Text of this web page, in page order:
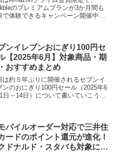
のプレミアムプランが3か月間も
で体験できるキャンペーン開催中！
と大変お...
ンイレブンおにぎり100円セ
【2025年6月】対象商品・期
おすすめまとめ
は約５年ぶりに開催されるセブンイ
ンのおにぎり100円セール（2025年6
日～14日）について書いていこうと
てテンシ...
モバイルオーダー対応で三井住
ードのポイント還元が進化！
ドナルド・スタバも対象にポ